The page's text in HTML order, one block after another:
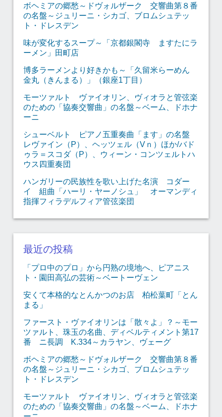
ボヘミアの郷愁～ドヴォルザーク 交響曲第８番
の名盤～ジュリーニ・シカゴ、ブロムシュテッ
ト・ドレスデン
味が変化するスープ～「京都銀閣寺 ますたにラ
ーメン」田町店
博多ラーメンより好きかも～「久留米らーめん
金丸（きんまる）」（銀座1丁目）
モーツァルト ヴァイオリン、ヴィオラと管弦楽
のための「協奏交響曲」の名盤～ベーム、ドホナ
ーニ
シューベルト ピアノ五重奏曲「ます」の名盤
レヴァイン（P）、ヘッツェル（Vｎ）ほか/バド
ゥラ＝スコダ（P）、ウィーン・コンツェルトハ
ウス四重奏団
ハンガリーの民族性を歌い上げた名演 コダー
イ 組曲「ハーリ・ヤーノシュ」 オーマンディ
指揮フィラデルフィア管弦楽団
最近の投稿
「プロ中のプロ」から円熟の境地へ、ピアニス
ト・園田高弘の芸術～ベートーヴェン
安くて本格的なとんかつのお店 柏松葉町「とん
まる」
ファースト・ヴァイオリンは「散々よ」？～モー
ツァルト、珠玉の名曲、ディベルティメント第17
番 ニ長調 K.334～カラヤン、ヴェーグ
ボヘミアの郷愁～ドヴォルザーク 交響曲第８番
の名盤～ジュリーニ・シカゴ、ブロムシュテッ
ト・ドレスデン
モーツァルト ヴァイオリン、ヴィオラと管弦楽
のための「協奏交響曲」の名盤～ベーム、ドホナ